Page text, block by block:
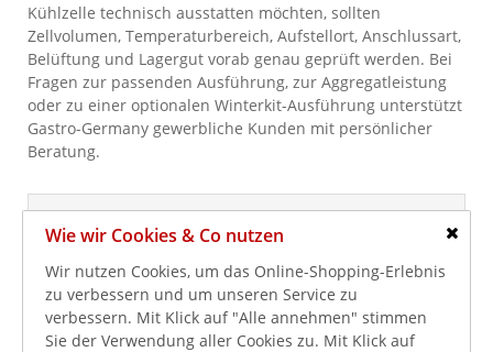
Kühlzelle technisch ausstatten möchten, sollten
Zellvolumen, Temperaturbereich, Aufstellort, Anschlussart,
Belüftung und Lagergut vorab genau geprüft werden. Bei
Fragen zur passenden Ausführung, zur Aggregatleistung
oder zu einer optionalen Winterkit-Ausführung unterstützt
Gastro-Germany gewerbliche Kunden mit persönlicher
Beratung.
Ihre Vorteile bei Gastro-Germany
Normalkühlzellen und Tiefkühlzellen.
Aggregate für unterschiedliche Zellvolumen
und Temperaturbereiche.
Wie wir Cookies & Co nutzen
Wir nutzen Cookies, um das Online-Shopping-Erlebnis
zu verbessern und um unseren Service zu
verbessern. Mit Klick auf "Alle annehmen" stimmen
Sie der Verwendung aller Cookies zu. Mit Klick auf